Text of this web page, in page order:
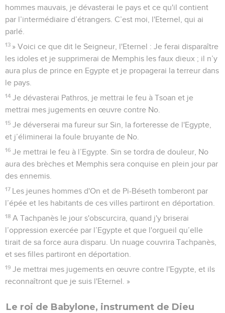
hommes mauvais, je dévasterai le pays et ce qu'il contient
par l’intermédiaire d’étrangers. C’est moi, l'Eternel, qui ai
parlé.
13 » Voici ce que dit le Seigneur, l'Eternel : Je ferai disparaître
les idoles et je supprimerai de Memphis les faux dieux ; il n’y
aura plus de prince en Egypte et je propagerai la terreur dans
le pays.
14 Je dévasterai Pathros, je mettrai le feu à Tsoan et je
mettrai mes jugements en œuvre contre No.
15 Je déverserai ma fureur sur Sin, la forteresse de l'Egypte,
et j’éliminerai la foule bruyante de No.
16 Je mettrai le feu à l’Egypte. Sin se tordra de douleur, No
aura des brèches et Memphis sera conquise en plein jour par
des ennemis.
17 Les jeunes hommes d'On et de Pi-Béseth tomberont par
l’épée et les habitants de ces villes partiront en déportation.
18 A Tachpanès le jour s'obscurcira, quand j'y briserai
l’oppression exercée par l’Egypte et que l'orgueil qu’elle
tirait de sa force aura disparu. Un nuage couvrira Tachpanès,
et ses filles partiront en déportation.
19 Je mettrai mes jugements en œuvre contre l'Egypte, et ils
reconnaîtront que je suis l'Eternel. »
Le roi de Babylone, instrument de Dieu